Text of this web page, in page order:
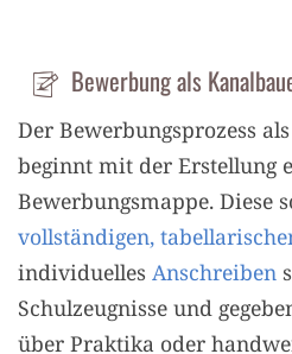
Bewerbung als
Der Bewerbungsprozess
beginnt mit der Erstellung
Bewerbungsmappe. Diese
vollständigen,
individuelles Anschreiben
Schulzeugnisse und
über Praktika oder